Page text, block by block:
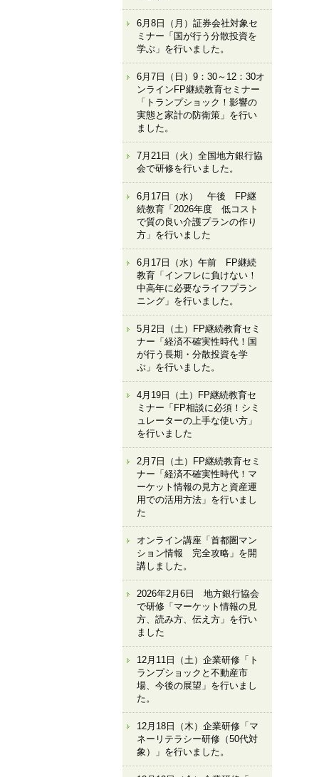
6月8日（月）証券会社対象セ
ミナー「国が行う分散投資を
学ぶ」を行いました。
6月7日（日）9：30～12：30オ
ンラインFP継続教育セミナー
「トランプショック！影響の
実態と家計の防衛策」を行い
ました。
7月21日（火）全国地方銀行協
会で研修を行いました。
6月17日（水） 午後 FP継
続教育「2026年度 低コスト
で質の良い介護プランの作り
方」を行いました
6月17日（水）午前 FP継続
教育「インフレに負けない！
中高年に必要なライフプラン
ニング」を行いました。
5月2日（土）FP継続教育セミ
ナー「経済不確実性時代！国
が行う長期・分散投資を学
ぶ」を行いました。
4月19日（土）FP継続教育セ
ミナー「FP相談に必須！シミ
ュレーターの上手な使い方」
を行いました
2月7日（土）FP継続教育セミ
ナー「経済不確実性時代！マ
ーケット情報の見方と資産運
用での活用方法」を行いまし
た
オンライン講座「首都圏マン
ション情報 完全攻略」を開
講しました。
2026年2月6日 地方銀行協会
で研修「マーケット情報の見
方、読み方、伝え方」を行い
ました
12月11日（土）企業研修「ト
ランプショックと不動産市
場、今後の展望」を行いまし
た。
12月18日（木）企業研修「マ
ネーリテラシー研修（50代対
象）」を行いました。